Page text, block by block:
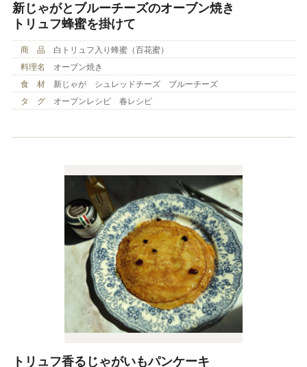
新じゃがとブルーチーズのオーブン焼き
トリュフ蜂蜜を掛けて
商 品
白トリュフ入り蜂蜜（百花蜜）
料理名
オーブン焼き
食 材
新じゃが シュレッドチーズ ブルーチーズ
タ グ
オーブンレシピ 春レシピ
トリュフ香るじゃがいもパンケーキ